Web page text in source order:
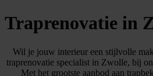
Traprenovatie in
Wil je jouw interieur een stijlvolle
traprenovatie specialist in Zwolle, bij
Met het grootste aanbod aan